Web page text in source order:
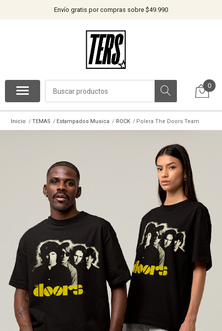
Envío gratis por compras sobre $49.990
0
Inicio TEMAS Estampados Musica ROCK Polera The Doors Team